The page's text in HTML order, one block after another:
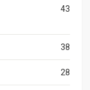
43
38
28